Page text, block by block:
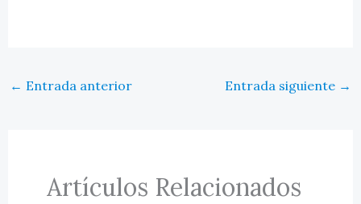
← Entrada anterior Entrada siguiente →
Artículos Relacionados